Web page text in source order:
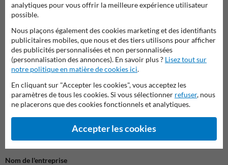
Poser votre question à Panneausecurite.be
Nom*
Nom de l'entreprise
analytiques pour vous offrir la meilleure expérience utilisateur
possible.
Nous plaçons également des cookies marketing et des identifiants
publicitaires mobiles, que nous et des tiers utilisons pour afficher
des publicités personnalisées et non personnalisées
(personnalisation des annonces). En savoir plus ? Lisez tout sur
notre politique en matière de cookies ici.
En cliquant sur "Accepter les cookies", vous acceptez les
paramètres de tous les cookies. Si vous sélectionner refuser, nous
ne placerons que des cookies fonctionnels et analytiques.
Accepter les cookies